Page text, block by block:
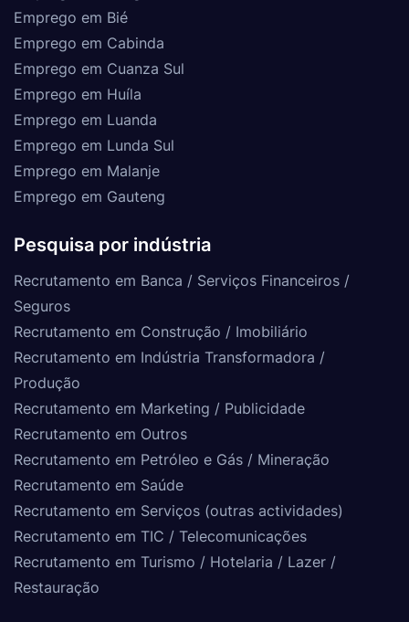
Emprego em Bié
Emprego em Cabinda
Emprego em Cuanza Sul
Emprego em Huíla
Emprego em Luanda
Emprego em Lunda Sul
Emprego em Malanje
Emprego em Gauteng
Pesquisa por indústria
Recrutamento em Banca / Serviços Financeiros /
Seguros
Recrutamento em Construção / Imobiliário
Recrutamento em Indústria Transformadora /
Produção
Recrutamento em Marketing / Publicidade
Recrutamento em Outros
Recrutamento em Petróleo e Gás / Mineração
Recrutamento em Saúde
Recrutamento em Serviços (outras actividades)
Recrutamento em TIC / Telecomunicações
Recrutamento em Turismo / Hotelaria / Lazer /
Restauração